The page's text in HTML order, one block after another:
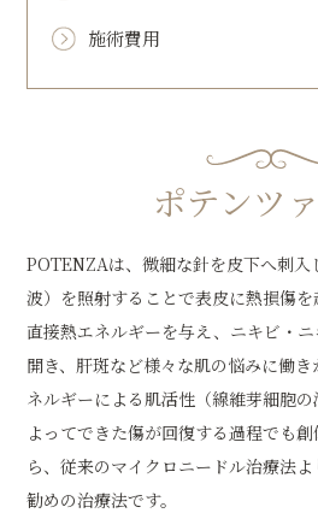
施術費用
ポテンツ
POTENZAは、微細な針を皮下へ刺入
波）を照射することで表皮に熱損傷
直接熱エネルギーを与え、ニキビ・
開き、肝斑など様々な肌の悩みに働
ネルギーによる肌活性（線維芽細胞
よってできた傷が回復する過程でも
ら、従来のマイクロニードル治療法
勧めの治療法です。